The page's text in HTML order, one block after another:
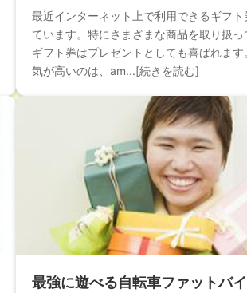
最近インターネット上で利用できるギフ
ています。特にさまざまな商品を取り扱
ギフト券はプレゼントとしても喜ばれます
気が高いのは、am...[続きを読む]
最強に遊べる自転車ファットバ